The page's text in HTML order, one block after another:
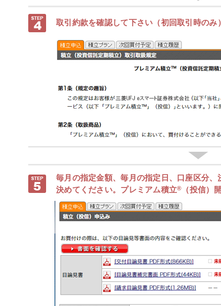
取引約款を確認して下さい（初回取引時のみ）
毎月の指定金額、毎月の指定日、口座区分
決めてください。プレミアム積立® （投信）